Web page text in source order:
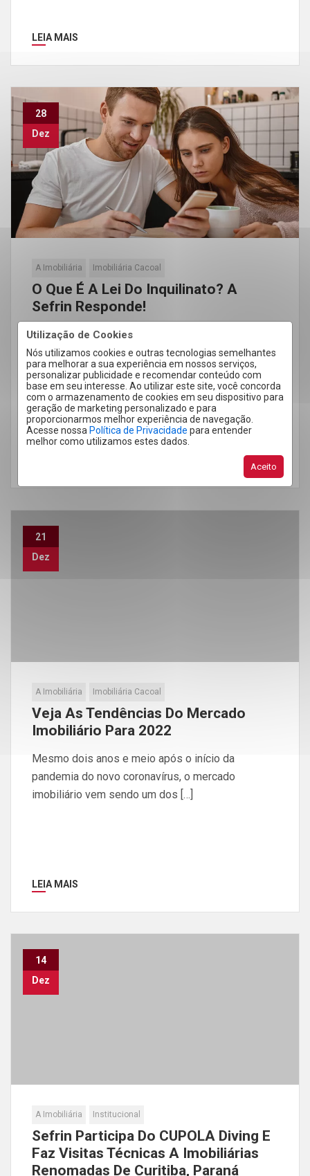
Utilização de Cookies
Nós utilizamos cookies e outras tecnologias semelhantes
para melhorar a sua experiência em nossos serviços,
personalizar publicidade e recomendar conteúdo com
base em seu interesse. Ao utilizar este site, você concorda
com o armazenamento de cookies em seu dispositivo para
geração de marketing personalizado e para
proporcionarmos melhor experiência de navegação.
Acesse nossa Política de Privacidade para entender
melhor como utilizamos estes dados.
Aceito
LEIA MAIS
28
Dez
A Imobiliária Imobiliária Cacoal
O Que É A Lei Do Inquilinato? A
Sefrin Responde!
A Lei nº 8.245, mais conhecida informalmente
como Lei do Inquilinato, completou 30 anos em
2021. Muito citada no mercado […]
21
Dez
A Imobiliária Imobiliária Cacoal
Veja As Tendências Do Mercado
Imobiliário Para 2022
Mesmo dois anos e meio após o início da
pandemia do novo coronavírus, o mercado
imobiliário vem sendo um dos […]
LEIA MAIS
14
Dez
A Imobiliária Institucional
Sefrin Participa Do CUPOLA Diving E
Faz Visitas Técnicas A Imobiliárias
Renomadas De Curitiba, Paraná